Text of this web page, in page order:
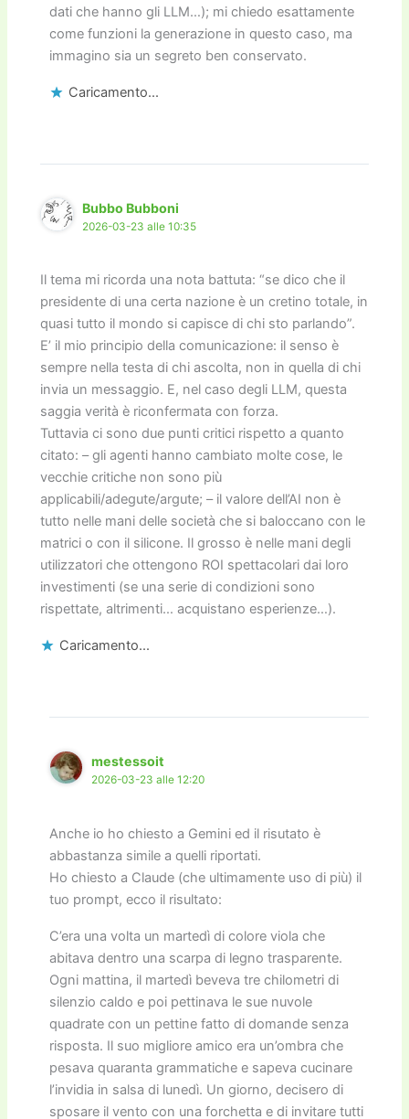
dati che hanno gli LLM…); mi chiedo esattamente
come funzioni la generazione in questo caso, ma
immagino sia un segreto ben conservato.
Caricamento...
Bubbo Bubboni
2026-03-23 alle 10:35
Il tema mi ricorda una nota battuta: “se dico che il
presidente di una certa nazione è un cretino totale, in
quasi tutto il mondo si capisce di chi sto parlando”.
E’ il mio principio della comunicazione: il senso è
sempre nella testa di chi ascolta, non in quella di chi
invia un messaggio. E, nel caso degli LLM, questa
saggia verità è riconfermata con forza.
Tuttavia ci sono due punti critici rispetto a quanto
citato: – gli agenti hanno cambiato molte cose, le
vecchie critiche non sono più
applicabili/adegute/argute; – il valore dell’AI non è
tutto nelle mani delle società che si baloccano con le
matrici o con il silicone. Il grosso è nelle mani degli
utilizzatori che ottengono ROI spettacolari dai loro
investimenti (se una serie di condizioni sono
rispettate, altrimenti… acquistano esperienze…).
Caricamento...
mestessoit
2026-03-23 alle 12:20
Anche io ho chiesto a Gemini ed il risutato è
abbastanza simile a quelli riportati.
Ho chiesto a Claude (che ultimamente uso di più) il
tuo prompt, ecco il risultato:
C’era una volta un martedì di colore viola che
abitava dentro una scarpa di legno trasparente.
Ogni mattina, il martedì beveva tre chilometri di
silenzio caldo e poi pettinava le sue nuvole
quadrate con un pettine fatto di domande senza
risposta. Il suo migliore amico era un’ombra che
pesava quaranta grammatiche e sapeva cucinare
l’invidia in salsa di lunedì. Un giorno, decisero di
sposare il vento con una forchetta e di invitare tutti